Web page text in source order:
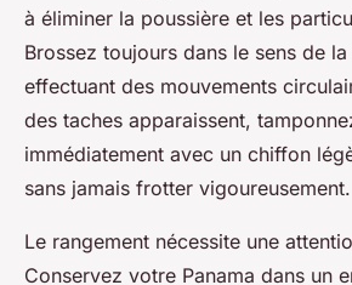
à éliminer la poussière et les
Brossez toujours dans le sens de
effectuant des mouvements
des taches apparaissent,
immédiatement avec un chiffon
sans jamais frotter vigoureusement.
Le rangement nécessite une
Conservez votre Panama dans un